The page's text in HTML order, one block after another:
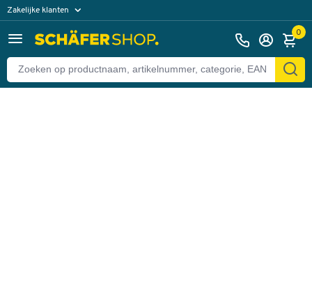
Zakelijke klanten
Particuliere klanten 0
Terug